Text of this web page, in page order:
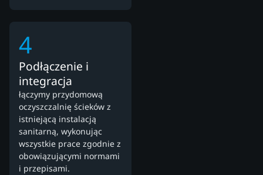
4
Podłączenie i
integracja
łączymy przydomową
oczyszczalnię ścieków z
istniejącą instalacją
sanitarną, wykonując
wszystkie prace zgodnie z
obowiązującymi normami
i przepisami.